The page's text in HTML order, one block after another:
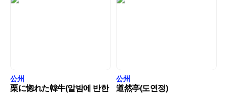
公州
栗に惚れた韓牛(알밤에 반한
公州
道然亭(도연정)